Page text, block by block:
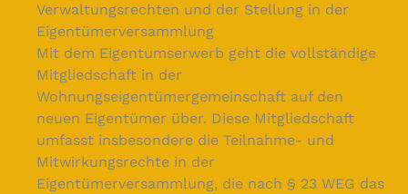
Verwaltungsrechten und der Stellung in der
Eigentümerversammlung
Mit dem Eigentumserwerb geht die vollständige
Mitgliedschaft in der
Wohnungseigentümergemeinschaft auf den
neuen Eigentümer über. Diese Mitgliedschaft
umfasst insbesondere die Teilnahme- und
Mitwirkungsrechte in der
Eigentümerversammlung, die nach § 23 WEG das